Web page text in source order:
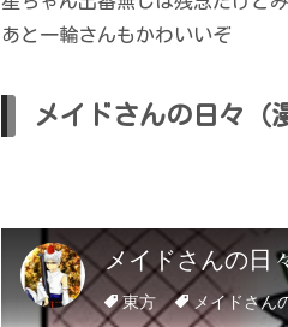
あと一輪さんもかわいいぞ
メイドさんの日々（